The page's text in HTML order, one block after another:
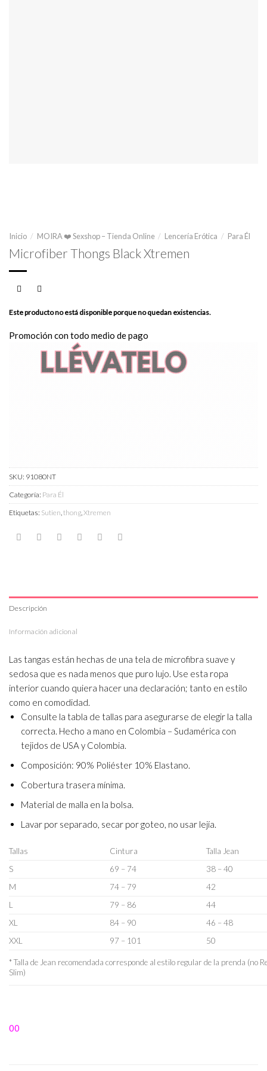
Inicio / MOIRA ❤️ Sexshop – Tienda Online / Lencería Erótica / Para Él
Microfiber Thongs Black Xtremen
Este producto no está disponible porque no quedan existencias.
Promoción con todo medio de pago
SKU: 91080NT
Categoría: Para Él
Etiquetas: Sutien,thong,Xtremen
Descripción
Información adicional
Las tangas están hechas de una tela de microfibra suave y
sedosa que es nada menos que puro lujo. Use esta ropa
interior cuando quiera hacer una declaración; tanto en estilo
como en comodidad.
Consulte la tabla de tallas para asegurarse de elegir la talla
correcta. Hecho a mano en Colombia – Sudamérica con
tejidos de USA y Colombia.
Composición: 90% Poliéster 10% Elastano.
Cobertura trasera mínima.
Material de malla en la bolsa.
Lavar por separado, secar por goteo, no usar lejía.
Tallas Cintura
Talla Jean
S
69 – 74
38 – 40
M
74 – 79
42
L
79 – 86
44
XL
84 – 90
46 – 48
XXL
97 – 101 50
* Talla de Jean recomendada corresponde al estilo regular de la prenda (no
Slim)
00